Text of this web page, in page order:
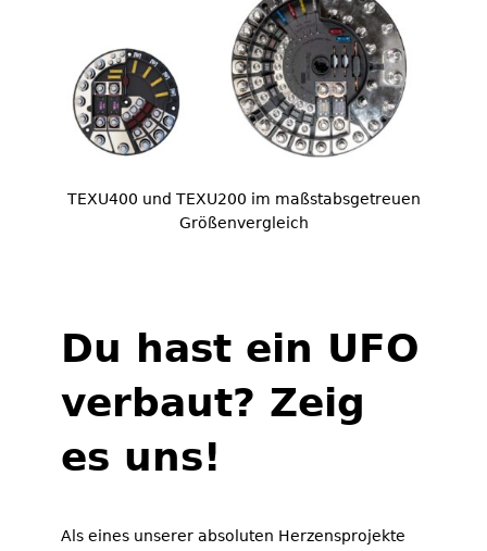
TEXU400 und TEXU200 im maßstabsgetreuen
Größenvergleich
Du hast ein UFO
verbaut? Zeig
es uns!
Als eines unserer absoluten Herzensprojekte